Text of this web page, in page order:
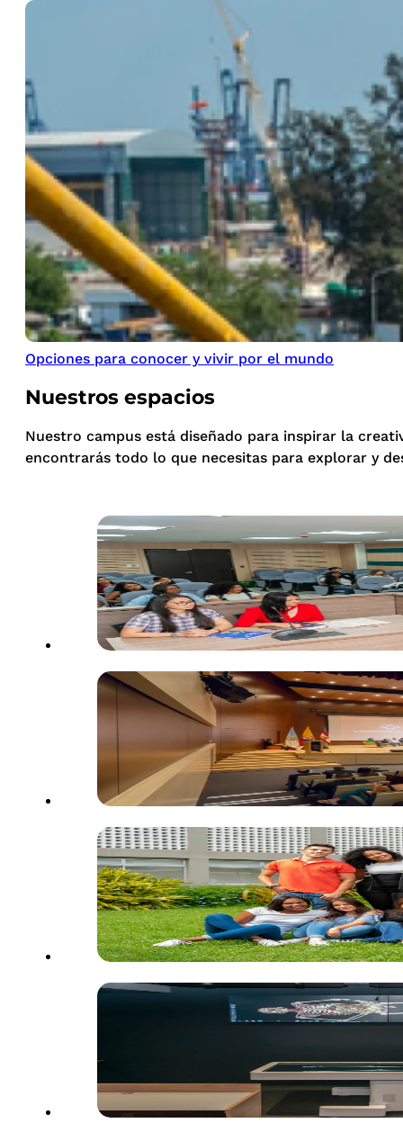
Opciones para conocer y vivir por el mundo
Nuestros espacios
Nuestro campus está diseñado para inspirar la
encontrarás todo lo que necesitas para explorar y